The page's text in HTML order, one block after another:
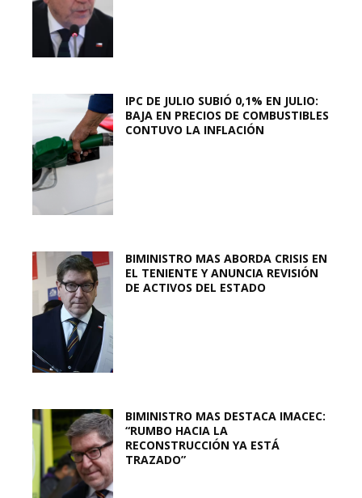
IPC DE JULIO SUBIÓ 0,1% EN JULIO:
BAJA EN PRECIOS DE COMBUSTIBLES
CONTUVO LA INFLACIÓN
BIMINISTRO MAS ABORDA CRISIS EN
EL TENIENTE Y ANUNCIA REVISIÓN
DE ACTIVOS DEL ESTADO
BIMINISTRO MAS DESTACA IMACEC:
“RUMBO HACIA LA
RECONSTRUCCIÓN YA ESTÁ
TRAZADO”